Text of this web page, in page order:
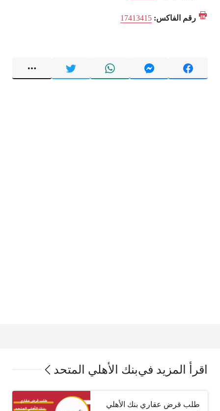
رقم الفاكس: 17413415
اقرأ المزيد فيبنك الأهلي المتحد
طلب قرض عقاري بنك الأهلي